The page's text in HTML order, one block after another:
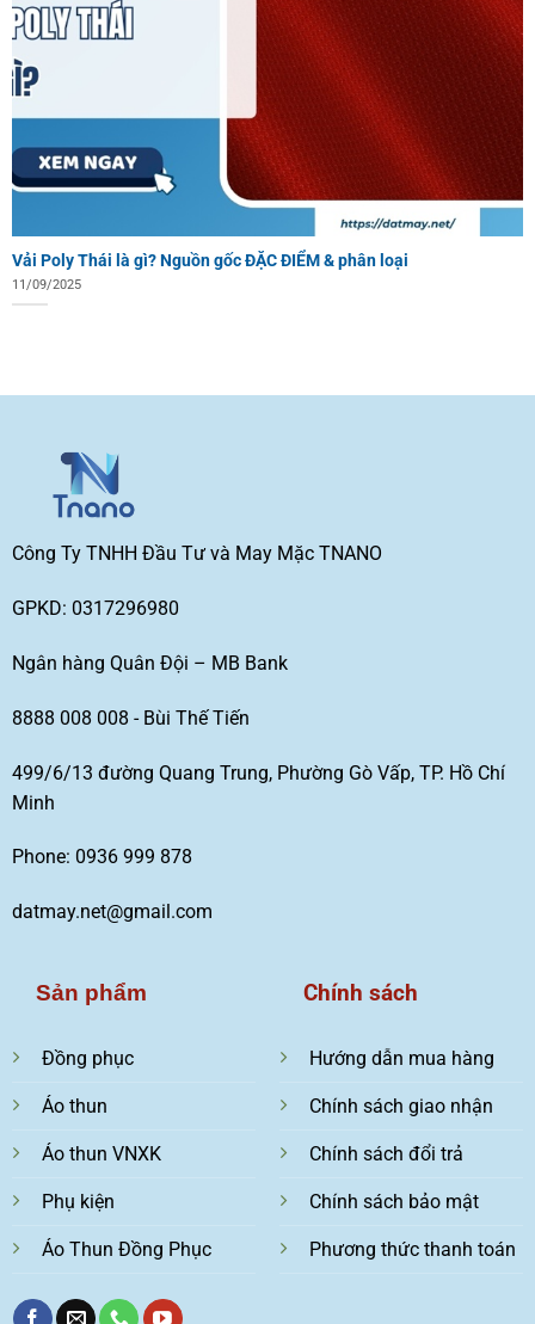
Vải Poly Thái là gì? Nguồn gốc ĐẶC ĐIỂM & phân loại
11/09/2025
Công Ty TNHH Đầu Tư và May Mặc TNANO
GPKD: 0317296980
Ngân hàng Quân Đội – MB Bank
8888 008 008 - Bùi Thế Tiến
499/6/13 đường Quang Trung, Phường Gò Vấp, TP. Hồ Chí
Minh
Phone: 0936 999 878
datmay.net@gmail.com
Sản phẩm
Đồng phục
Áo thun
Áo thun VNXK
Phụ kiện
Áo Thun Đồng Phục
Chính sách
Hướng dẫn mua hàng
Chính sách giao nhận
Chính sách đổi trả
Chính sách bảo mật
Phương thức thanh toán